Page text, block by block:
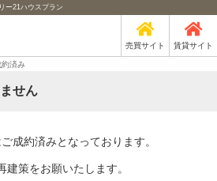
ー21ハウスプラン
売買サイト 賃貸サイト
約済み
せん
成約済みとなっております。
建策をお願いたします。